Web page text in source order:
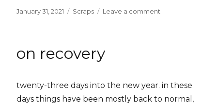
Posted
January 31, 2021 Categories
Scraps Leave a comment
on recovery
twenty-three days into the new year. in these
days things have been mostly back to normal,